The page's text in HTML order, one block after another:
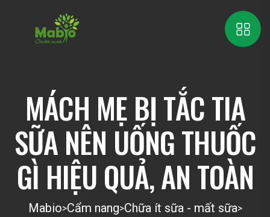
MÁCH MẸ BỊ TẮC TIA
SỮA NÊN UỐNG THUỐC
GÌ HIỆU QUẢ, AN TOÀN
Mabio>Cẩm nang>Chữa ít sữa - mất sữa>